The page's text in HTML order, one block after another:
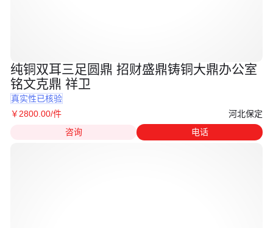
纯铜双耳三足圆鼎 招财盛鼎铸铜大鼎办公室
铭文克鼎 祥卫
真实性已核验
￥ 2800 .00/件
河北保定
咨询
电话